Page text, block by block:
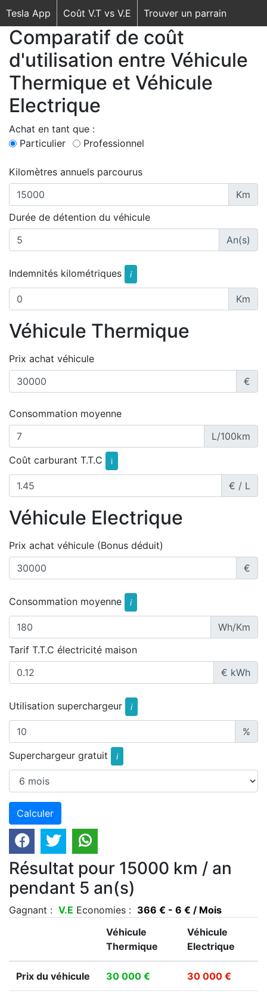
Tesla App Coût V.T vs V.E Trouver un parrain
Comparatif de coût
d'utilisation entre Véhicule
Thermique et Véhicule
Electrique
Achat en tant que :
Particulier
Professionnel
Kilomètres annuels parcourus
Km
Durée de détention du véhicule
An(s)
Indemnités kilométriques i
Km
Véhicule Thermique
Prix achat véhicule
€
Consommation moyenne
L/100km
Coût carburant T.T.C
i
€ / L
Véhicule Electrique
Prix achat véhicule (Bonus déduit)
€
Consommation moyenne i
Wh/Km
Tarif T.T.C électricité maison
€ kWh
Utilisation superchargeur i
%
Superchargeur gratuit
i
Résultat pour 15000 km / an
pendant 5 an(s)
Gagnant : V.E Economies : 366 € - 6 € / Mois
Véhicule
Thermique
Véhicule
Electrique
Prix du véhicule 30 000 € 30 000 €